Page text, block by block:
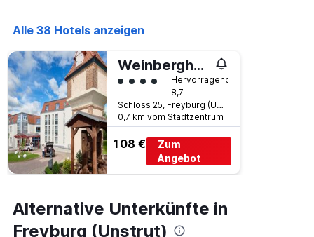
3
anzeigt.
Tage
dem
Aufenthalt
anzeigt
Das
Diagramm
hat
1
Y-
Achse,
die
durchschnittlichen
Zimmerpreis
anzeigt
Alle 38 Hotels anzeigen
Weinberghotel Edelacker
Bewertungskategorie 4
Hervorragend
8,7
Schloss 25, Freyburg (Unstrut), Sachsen-Anhalt, Deutschland
0,7 km vom Stadtzentrum
108 €
Zum
Angebot
Alternative Unterkünfte in
Freyburg (Unstrut)